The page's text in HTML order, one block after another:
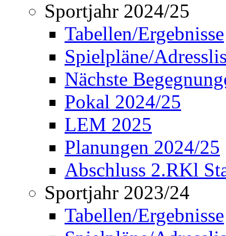
Sportjahr 2024/25
Tabellen/Ergebnisse
Spielpläne/
Nächste
Pokal 2024/25
LEM 2025
Planungen 2024/25
Abschluss 2.RKl
Sportjahr 2023/24
Tabellen/Ergebnisse